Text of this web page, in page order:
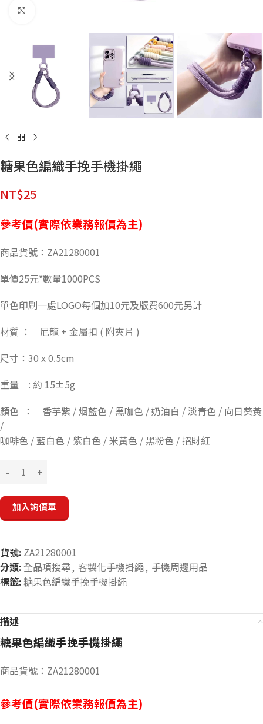
糖果色編織手挽手機掛繩
NT$25
參考價(實際依業務報價為主)
商品貨號：ZA21280001
單價25元*數量1000PCS
單色印刷一處LOGO每個加10元及版費600元另計
材質 ： 尼龍 + 金屬扣 ( 附夾片 )
尺寸：30 x 0.5cm
重量 : 約 15±5g
顏色 ： 香芋紫 / 烟藍色 / 黑咖色 / 奶油白 / 淡青色 / 向日葵黃
/
咖啡色 / 藍白色 / 紫白色 / 米黃色 / 黑粉色 / 招財紅
加入詢價單
貨號: ZA21280001
分類: 全品項搜尋, 客製化手機掛繩, 手機周邊用品
標籤: 糖果色編織手挽手機掛繩
描述
糖果色編織手挽手機掛繩
商品貨號：ZA21280001
參考價(實際依業務報價為主)